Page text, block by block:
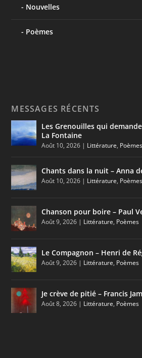
Nouvelles
Poèmes
MESSAGES RÉCENTS
Les Grenouilles qui
La Fontaine
Août 10, 2026 | Littérature, Poèmes
Chants dans la nuit – Anna
Août 10, 2026 | Littérature, Poèmes
Chanson pour boire – Paul
Août 9, 2026 | Littérature, Poèmes
Le Compagnon – Henri de
Août 9, 2026 | Littérature, Poèmes
Je crève de pitié – Francis
Août 8, 2026 | Littérature, Poèmes